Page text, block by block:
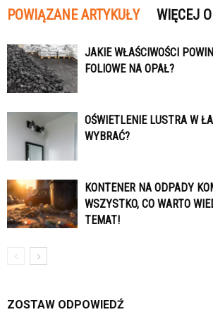
POWIĄZANE ARTYKUŁY WIĘCEJ
JAKIE WŁAŚCIWOŚCI
FOLIOWE NA OPAŁ?
OŚWIETLENIE LUSTRA W
WYBRAĆ?
KONTENER NA ODPADY
WSZYSTKO, CO WARTO
TEMAT!
ZOSTAW ODPOWIEDŹ